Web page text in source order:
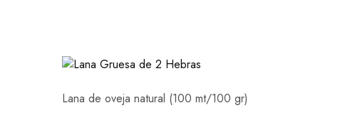
Lana de oveja natural (100 mt/100 gr)